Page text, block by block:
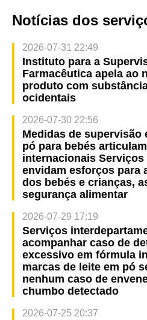
Notícias dos
2026-07-31 22:49
Instituto para a
Farmacêutica apela ao
produto com
ocidentais
2026-07-30 22:56
Medidas de supervisão
pó para bebés
internacionais
envidam esforços para
dos bebés e crianças,
segurança alimentar
2026-07-29 17:19
Serviços
acompanhar caso de
excessivo em fórmula
marcas de leite em pó
nenhum caso de
chumbo detectado
2026-07-25 20:37